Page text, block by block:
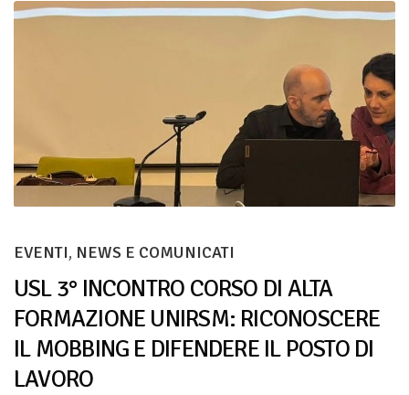
EVENTI, NEWS E COMUNICATI
USL 3° INCONTRO CORSO DI ALTA
FORMAZIONE UNIRSM: RICONOSCERE
IL MOBBING E DIFENDERE IL POSTO DI
LAVORO